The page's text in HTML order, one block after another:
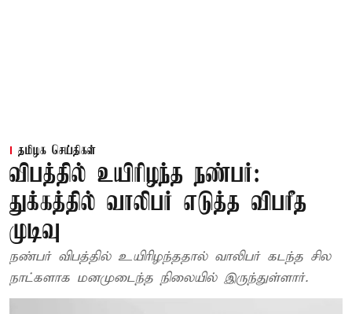
தமிழக செய்திகள்
விபத்தில் உயிரிழந்த நண்பர்:
துக்கத்தில் வாலிபர் எடுத்த விபரீத
முடிவு
நண்பர் விபத்தில் உயிரிழந்ததால் வாலிபர் கடந்த சில
நாட்களாக மனமுடைந்த நிலையில் இருந்துள்ளார்.